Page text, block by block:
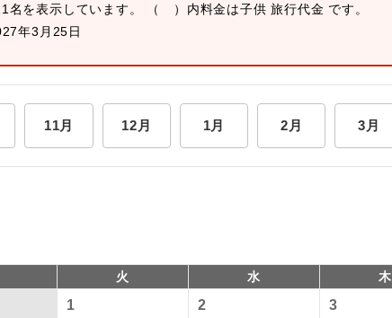
名を表示しています。 （ ）内料金は子供 旅行代金 です。
年3月25日
11月 12月 1月 2月 3月
火 水 木
1 2 3